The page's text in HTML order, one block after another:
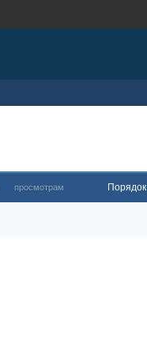
просмотрам Порядок